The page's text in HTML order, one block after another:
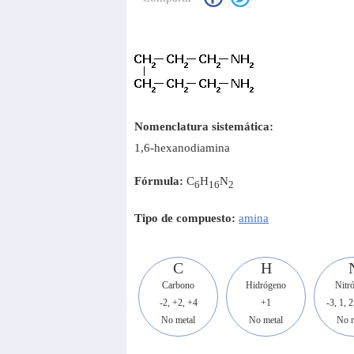
Nomenclatura sistemática:
1,6-hexanodiamina
Fórmula: C6H16N2
Tipo de compuesto: amina
C
Carbono
-2, +2, +4
No metal
H
Hidrógeno
+1
No metal
-3, 1,
No